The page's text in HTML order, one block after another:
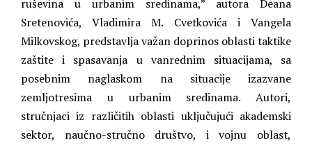
ruševina u urbanim sredinama,” autora Deana
Sretenovića, Vladimira M. Cvetkovića i Vangela
Milkovskog, predstavlja važan doprinos oblasti taktike
zaštite i spasavanja u vanrednim situacijama, sa
posebnim naglaskom na situacije izazvane
zemljotresima u urbanim sredinama. Autori,
stručnjaci iz različitih oblasti uključujući akademski
sektor, naučno-stručno društvo, i vojnu oblast,